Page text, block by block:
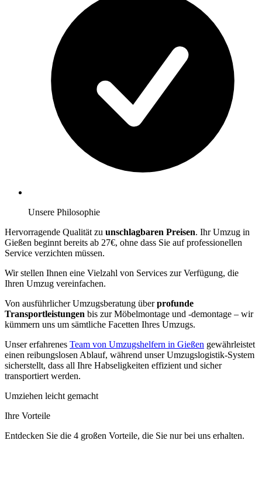
Unsere Philosophie
Hervorragende Qualität zu unschlagbaren Preisen. Ihr Umzug in
Gießen beginnt bereits ab 27€, ohne dass Sie auf professionellen
Service verzichten müssen.
Wir stellen Ihnen eine Vielzahl von Services zur Verfügung, die
Ihren Umzug vereinfachen.
Von ausführlicher Umzugsberatung überprofunde
Transportleistungen bis zur Möbelmontage und -demontage – wir
kümmern uns um sämtliche Facetten Ihres Umzugs.
Unser erfahrenes Team von Umzugshelfern in Gießen gewährleistet
einen reibungslosen Ablauf, während unser Umzugslogistik-System
sicherstellt, dass all Ihre Habseligkeiten effizient und sicher
transportiert werden.
Umziehen leicht gemacht
Ihre Vorteile
Entdecken Sie die 4 großen Vorteile, die Sie nur bei uns erhalten.